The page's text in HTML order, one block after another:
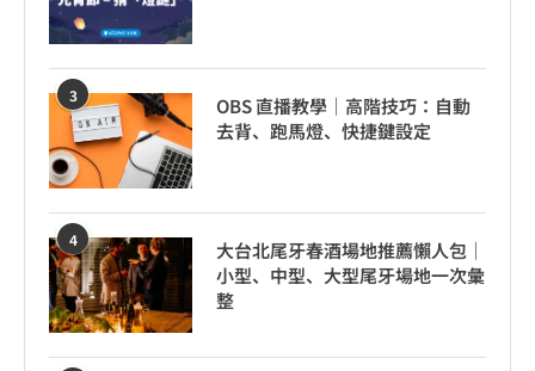
3
OBS 直播教學｜高階技巧：自動
去背、跑馬燈、快捷鍵設定
4
大台北尾牙春酒場地推薦懶人包｜
小型、中型、大型尾牙場地一次彙
整